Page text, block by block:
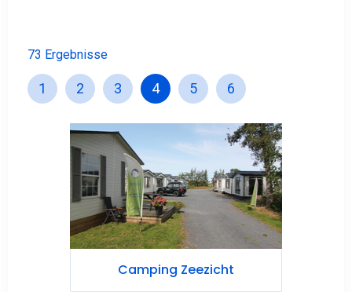
73 Ergebnisse
1 2 3 4 5 6
Camping Zeezicht